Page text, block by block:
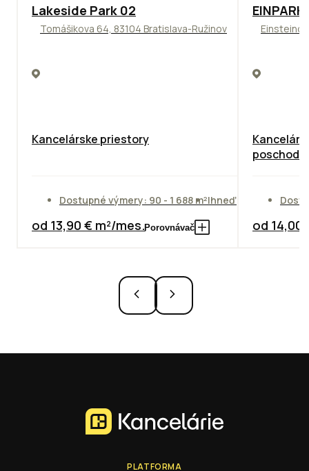
ODPORÚČAME
Lakeside Park 02
Tomášikova 64, 83104 Bratislava-Ružinov
Kancelárske priestory
Dostupné výmery: 90 - 1 688 m²Ihneď
od 13,90 € m²/mes.Porovnávač
TOP
poschodie
od 14,00
PLATFORMA